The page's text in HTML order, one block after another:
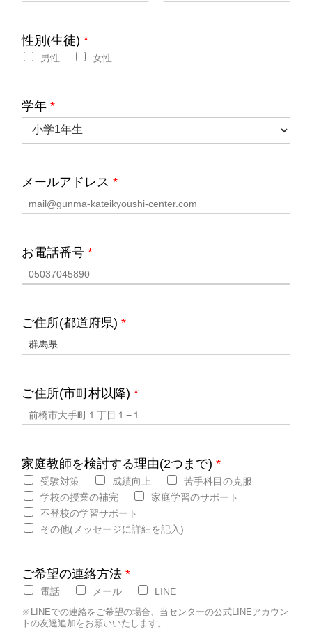
性別(生徒) *
男性 女性
学年 *
メールアドレス *
お電話番号 *
ご住所(都道府県) *
ご住所(市町村以降) *
家庭教師を検討する理由(2つまで) *
受験対策 成績向上
苦手科目の克服
学校の授業の補完
家庭学習のサポート
不登校の学習サポート
その他(メッセージに詳細を記入)
ご希望の連絡方法 *
電話 メール LINE
※LINEでの連絡をご希望の場合、当センターの公式LINEアカウン
トの友達追加をお願いいたします。